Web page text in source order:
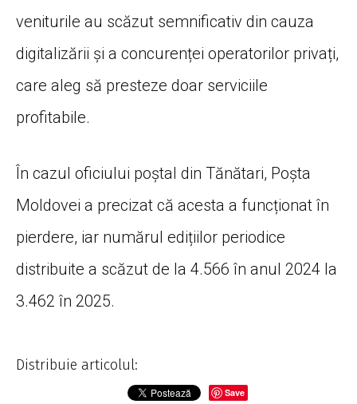
veniturile au scăzut semnificativ din cauza
digitalizării și a concurenței operatorilor privați,
care aleg să presteze doar serviciile
profitabile.
În cazul oficiului poștal din Tănătari, Poșta
Moldovei a precizat că acesta a funcționat în
pierdere, iar numărul edițiilor periodice
distribuite a scăzut de la 4.566 în anul 2024 la
3.462 în 2025.
Distribuie articolul:
Save